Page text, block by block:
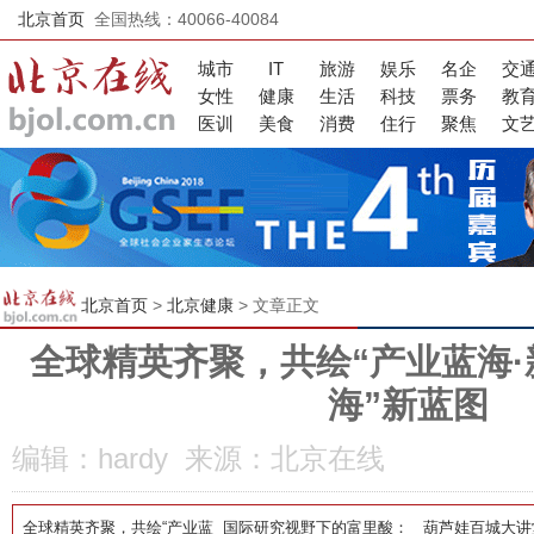
北京首页 全国热线：40066-40084
城市 IT 旅游 娱乐 名企
交
女性
健康 生活 科技 票务
教
医训
美食 消费 住行 聚焦 文
北京首页> 北京健康> 文章正文
全球精英齐聚，共绘“产业蓝海
海”新蓝图
编辑：hardy 来源：北京在线
全球精英齐聚，共绘“产业蓝 国际研究视野下的富里酸： 葫芦娃百城大